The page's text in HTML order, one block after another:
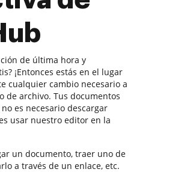
de última hora y
¡Entonces estás en el lugar
cualquier cambio necesario a
archivo. Tus documentos
es necesario descargar
usar nuestro editor en la
un documento, traer uno de
a través de un enlace, etc.